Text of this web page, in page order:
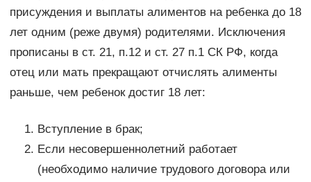
присуждения и выплаты алиментов на ребенка до 18
лет одним (реже двумя) родителями. Исключения
прописаны в ст. 21, п.12 и ст. 27 п.1 СК РФ, когда
отец или мать прекращают отчислять алименты
раньше, чем ребенок достиг 18 лет:
Вступление в брак;
Если несовершеннолетний работает
(необходимо наличие трудового договора или